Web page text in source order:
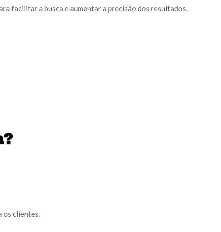
facilitar a busca e aumentar a precisão dos resultados.
os clientes.